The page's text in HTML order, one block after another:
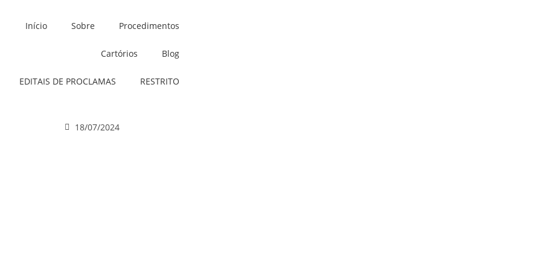
Início Sobre Procedimentos
Cartórios Blog
EDITAIS DE PROCLAMAS RESTRITO
18/07/2024